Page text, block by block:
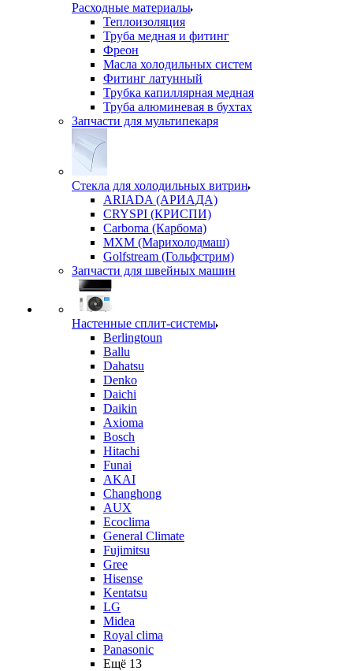
Расходные материалы
Теплоизоляция
Труба медная и фитинг
Фреон
Масла холодильных систем
Фитинг латунный
Трубка капиллярная медная
Труба алюминевая в бухтах
Запчасти для мультипекаря
Стекла для холодильных витрин
ARIADA (АРИАДА)
CRYSPI (КРИСПИ)
Carboma (Карбома)
MXM (Марихолодмаш)
Golfstream (Гольфстрим)
Запчасти для швейных машин
Настенные сплит-системы
Berlingtoun
Ballu
Dahatsu
Denko
Daichi
Daikin
Axioma
Bosch
Hitachi
Funai
AKAI
Changhong
AUX
Ecoclima
General Climate
Fujimitsu
Gree
Hisense
Kentatsu
LG
Midea
Royal clima
Panasonic
Ещё 13